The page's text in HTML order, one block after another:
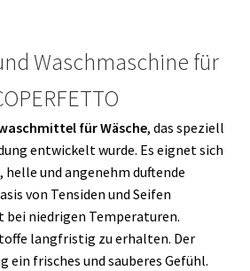
Waschmaschine für
für Wäsche, das speziell
entwickelt wurde. Es eignet sich
helle und angenehm duftende
von Tensiden und Seifen
niedrigen Temperaturen.
langfristig zu erhalten. Der
ein frisches und sauberes Gefühl.